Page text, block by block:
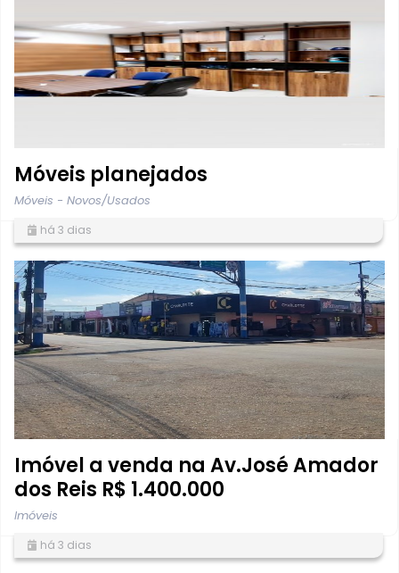
Móveis planejados
Móveis - Novos/Usados
há 3 dias
Imóvel a venda na Av.José Amador
dos Reis R$ 1.400.000
Imóveis
há 3 dias